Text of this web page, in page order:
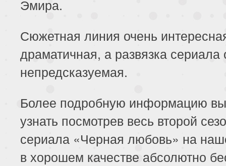
Эмира.
Сюжетная линия очень
драматичная, а развязка сериала
непредсказуемая.
Более подробную информацию
узнать посмотрев весь второй
сериала «Черная любовь» на
в хорошем качестве абсолютно